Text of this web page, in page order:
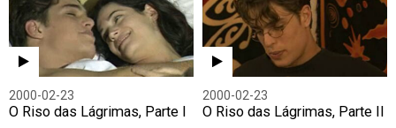
2000-02-23
O Riso das Lágrimas, Parte I
2000-02-23
O Riso das Lágrimas, Parte II